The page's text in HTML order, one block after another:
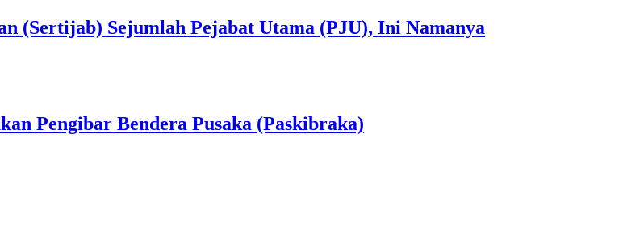
(Sertijab) Sejumlah Pejabat Utama (PJU), Ini Namanya
Pengibar Bendera Pusaka (Paskibraka)